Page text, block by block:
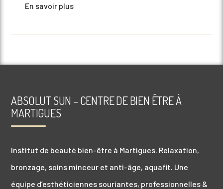
En savoir plus
ABSOLUT SUN – CENTRE DE BIEN ÊTRE À
MARTIGUES
Institut de beauté bien-être à Martigues. Relaxation,
bronzage, soins minceur et anti-âge, aquafit. Une
équipe d’esthéticiennes souriantes, professionnelles &